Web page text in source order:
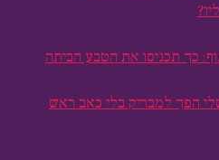
כך תכניסו את הטבע הביתה
הפך למבריק בלי כאב ראש